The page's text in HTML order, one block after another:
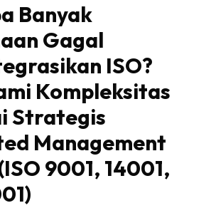
Banyak
Gagal
ISO?
Kompleksitas
Strategis
Management
9001, 14001,